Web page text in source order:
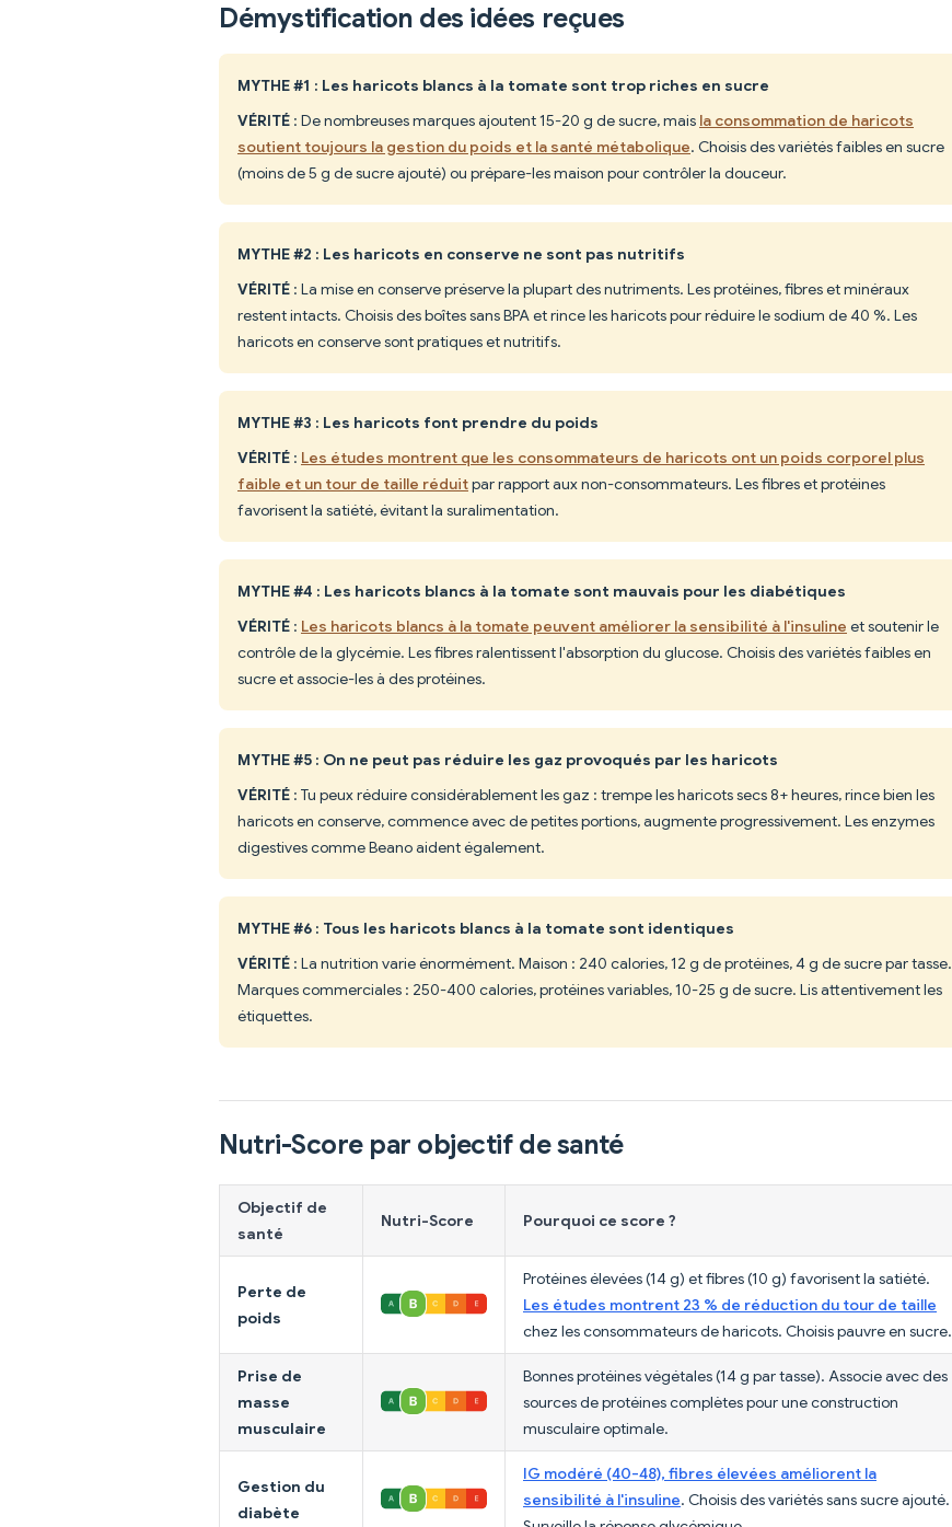
Démystification des idées reçues
MYTHE #1 : Les haricots blancs à la tomate sont trop riches en sucre
VÉRITÉ : De nombreuses marques ajoutent 15-20 g de sucre, mais la consommation de haricots
soutient toujours la gestion du poids et la santé métabolique. Choisis des variétés faibles en sucre
(moins de 5 g de sucre ajouté) ou prépare-les maison pour contrôler la douceur.
MYTHE #2 : Les haricots en conserve ne sont pas nutritifs
VÉRITÉ : La mise en conserve préserve la plupart des nutriments. Les protéines, fibres et minéraux
restent intacts. Choisis des boîtes sans BPA et rince les haricots pour réduire le sodium de 40 %. Les
haricots en conserve sont pratiques et nutritifs.
MYTHE #3 : Les haricots font prendre du poids
VÉRITÉ : Les études montrent que les consommateurs de haricots ont un poids corporel plus
faible et un tour de taille réduitpar rapport aux non-consommateurs. Les fibres et protéines
favorisent la satiété, évitant la suralimentation.
MYTHE #4 : Les haricots blancs à la tomate sont mauvais pour les diabétiques
VÉRITÉ : Les haricots blancs à la tomate peuvent améliorer la sensibilité à l'insuline et soutenir le
contrôle de la glycémie. Les fibres ralentissent l'absorption du glucose. Choisis des variétés faibles en
sucre et associe-les à des protéines.
MYTHE #5 : On ne peut pas réduire les gaz provoqués par les haricots
VÉRITÉ : Tu peux réduire considérablement les gaz : trempe les haricots secs 8+ heures, rince bien les
haricots en conserve, commence avec de petites portions, augmente progressivement. Les enzymes
digestives comme Beano aident également.
MYTHE #6 : Tous les haricots blancs à la tomate sont identiques
VÉRITÉ : La nutrition varie énormément. Maison : 240 calories, 12 g de protéines, 4 g de sucre par tasse.
Marques commerciales : 250-400 calories, protéines variables, 10-25 g de sucre. Lis attentivement les
étiquettes.
Nutri-Score par objectif de santé
Objectif de
santé
Nutri-Score Pourquoi ce score ?
Perte de
poids
Protéines élevées (14 g) et fibres (10 g) favorisent la satiété.
Les études montrent 23 % de réduction du tour de taille
chez les consommateurs de haricots. Choisis pauvre en sucre.
Prise de
masse
musculaire
Bonnes protéines végétales (14 g par tasse). Associe avec des
sources de protéines complètes pour une construction
musculaire optimale.
Gestion du
diabète
IG modéré (40-48), fibres élevées améliorent la
sensibilité à l'insuline. Choisis des variétés sans sucre ajouté.